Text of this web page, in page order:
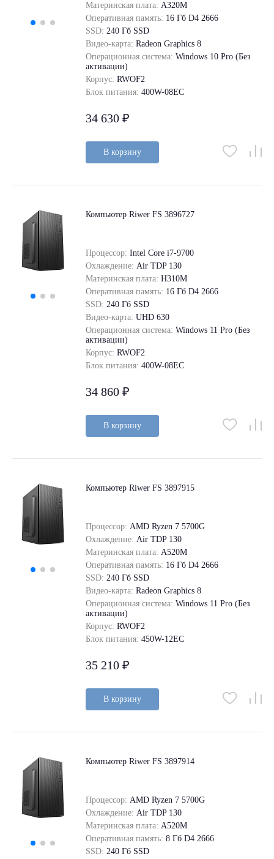
Материнская плата: A320M
Оперативная память: 16 Гб D4 2666
SSD: 240 Гб SSD
Видео-карта: Radeon Graphics 8
Операционная система: Windows 10 Pro (Без
активации)
Корпус: RWOF2
Блок питания: 400W-08EC
34 630 ₽
В корзину
Компьютер Riwer FS 3896727
Процессор: Intel Core i7-9700
Охлаждение: Air TDP 130
Материнская плата: H310M
Оперативная память: 16 Гб D4 2666
SSD: 240 Гб SSD
Видео-карта: UHD 630
Операционная система: Windows 11 Pro (Без
активации)
Корпус: RWOF2
Блок питания: 400W-08EC
34 860 ₽
В корзину
Компьютер Riwer FS 3897915
Процессор: AMD Ryzen 7 5700G
Охлаждение: Air TDP 130
Материнская плата: A520M
Оперативная память: 16 Гб D4 2666
SSD: 240 Гб SSD
Видео-карта: Radeon Graphics 8
Операционная система: Windows 11 Pro (Без
активации)
Корпус: RWOF2
Блок питания: 450W-12EC
35 210 ₽
В корзину
Компьютер Riwer FS 3897914
Процессор: AMD Ryzen 7 5700G
Охлаждение: Air TDP 130
Материнская плата: A520M
Оперативная память: 8 Гб D4 2666
SSD: 240 Гб SSD